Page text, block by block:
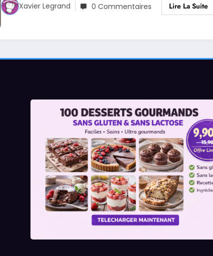
Xavier Legrand 0 Commentaires Lire La Suite